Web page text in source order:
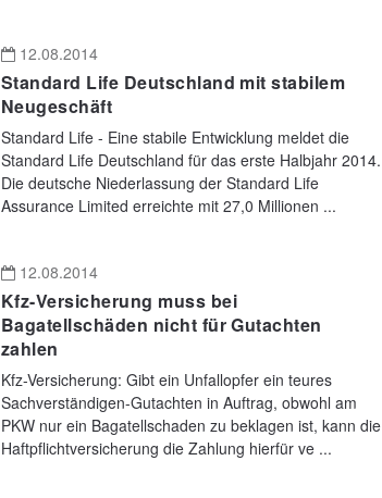
12.08.2014
Standard Life Deutschland mit stabilem
Neugeschäft
Standard Life - Eine stabile Entwicklung meldet die
Standard Life Deutschland für das erste Halbjahr 2014.
Die deutsche Niederlassung der Standard Life
Assurance Limited erreichte mit 27,0 Millionen ...
12.08.2014
Kfz-Versicherung muss bei
Bagatellschäden nicht für Gutachten
zahlen
Kfz-Versicherung: Gibt ein Unfallopfer ein teures
Sachverständigen-Gutachten in Auftrag, obwohl am
PKW nur ein Bagatellschaden zu beklagen ist, kann die
Haftpflichtversicherung die Zahlung hierfür ve ...